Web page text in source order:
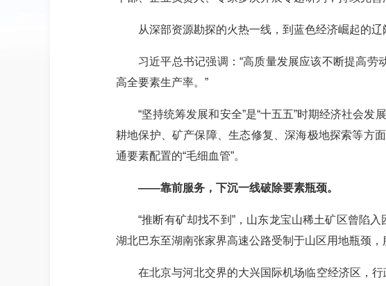
从深部资源勘探的火热一线，到蓝色经济崛起的
习近平总书记强调： “高质量发展应该不断提高劳
高全要素生产率。”
“坚持统筹发展和安全”是“十五五”时期经济社会
耕地保护、矿产保障、生态修复、深海极地探索等方
通要素配置的“毛细血管”。
——靠前服务，下沉一线破除要素瓶颈。
“推断有矿却找不到”，山东龙宝山稀土矿区曾陷
湖北巴东至湖南张家界高速公路受制于山区用地瓶颈，
在北京与河北交界的大兴国际机场临空经济区，